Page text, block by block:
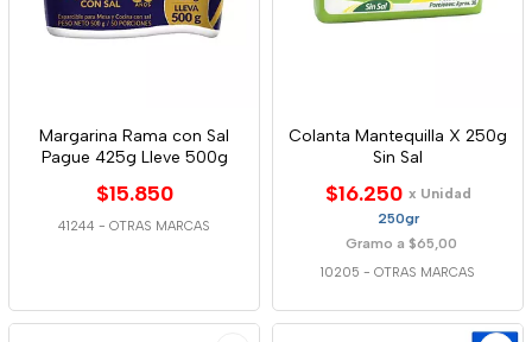
Margarina Rama con Sal
Pague 425g Lleve 500g
$15.850
41244 - OTRAS MARCAS
Colanta Mantequilla X 250g
Sin Sal
$16.250 x Unidad
250gr
Gramo a $65,00
10205 - OTRAS MARCAS